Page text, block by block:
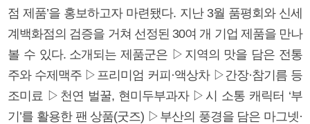
점 제품’을 홍보하고자 마련됐다. 지난 3월 품평회와 신세
계백화점의 검증을 거쳐 선정된 30여 개 기업 제품을 만나
볼 수 있다. 소개되는 제품군은 ▷지역의 맛을 담은 전통
주와 수제맥주 ▷프리미엄 커피·액상차 ▷간장·참기름 등
조미료 ▷천연 벌꿀, 현미두부과자 ▷시 소통 캐릭터 ‘부
기’를 활용한 팬 상품(굿즈) ▷부산의 풍경을 담은 마그넷·